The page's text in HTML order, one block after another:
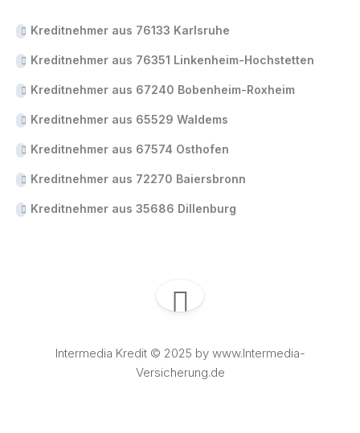
Kreditnehmer aus 76133 Karlsruhe
Kreditnehmer aus 76351 Linkenheim-Hochstetten
Kreditnehmer aus 67240 Bobenheim-Roxheim
Kreditnehmer aus 65529 Waldems
Kreditnehmer aus 67574 Osthofen
Kreditnehmer aus 72270 Baiersbronn
Kreditnehmer aus 35686 Dillenburg
Intermedia Kredit © 2025 by www.Intermedia-
Versicherung.de